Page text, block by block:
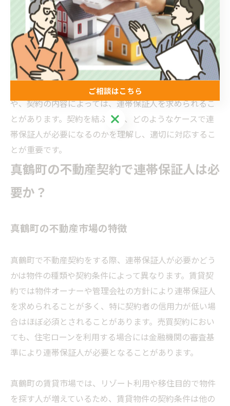
ため、保証人としての責任を十分に理解することが求め
られます。
保証会社を利用することで、連帯保証人を不要とする契
約も増えています。しかし、すべての契約において適用
されるわけではなく、保証会社の審査に通らない場合
や、契約の内容によっては、連帯保証人を求められるこ
とがあります。契約を結ぶ前に、どのようなケースで連
帯保証人が必要になるのかを理解し、適切に対応するこ
とが重要です。
真鶴町の不動産契約で連帯保証人は必
要か？
真鶴町の不動産市場の特徴
真鶴町で不動産契約をする際、連帯保証人が必要かどう
かは物件の種類や契約条件によって異なります。賃貸契
約では物件オーナーや管理会社の方針により連帯保証人
を求められることが多く、特に契約者の信用力が低い場
合はほぼ必須とされることがあります。売買契約におい
ても、住宅ローンを利用する場合には金融機関の審査基
準により連帯保証人が必要となることがあります。
真鶴町の賃貸市場では、リゾート利用や移住目的で物件
を探す人が増えているため、賃貸物件の契約条件は他の
ご相談はこちら
ご相談はこちら